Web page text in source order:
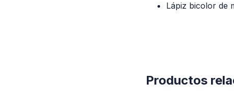
Lápiz bicolor de
Productos